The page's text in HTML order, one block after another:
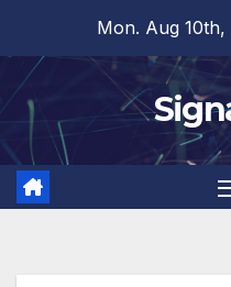
content
Mon. Aug 10th,